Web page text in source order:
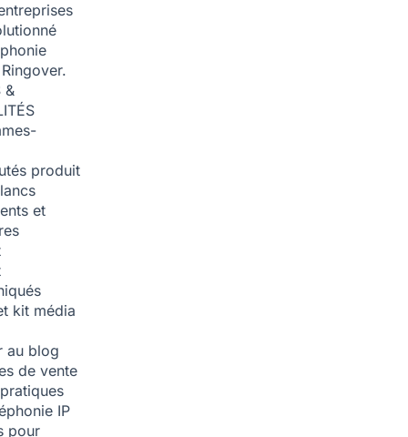
&
produit
et
kit média
au blog
de vente
IP
pour